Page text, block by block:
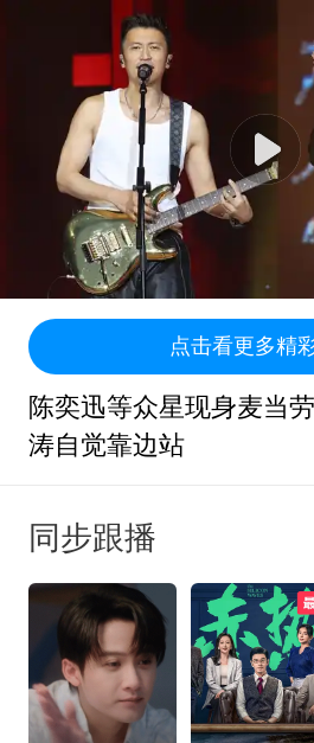
点击看更多精
陈奕迅等众星现身麦当
涛自觉靠边站
同步跟播